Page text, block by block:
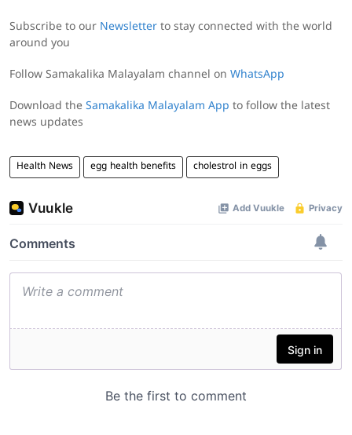
Subscribe to our Newsletter to stay connected with the world
around you
Follow Samakalika Malayalam channel on WhatsApp
Download the Samakalika Malayalam App to follow the latest
news updates
Health News egg health benefits cholestrol in eggs